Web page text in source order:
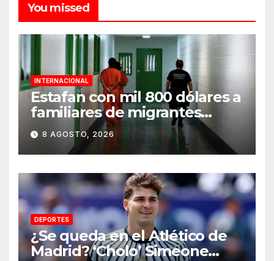
You missed
INTERNACIONAL
Estafan con mil 800 dólares a
familiares de migrantes
detenidos en Estados Unidos;
prometen liberarlos
8 AGOSTO, 2026
DEPORTES
¿Se queda en el Atlético de
Madrid? ‘Cholo’ Simeone